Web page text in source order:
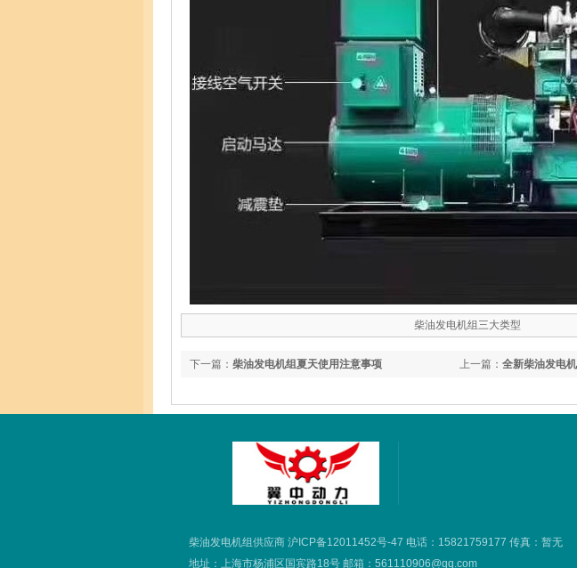
柴油发电机组三大类型
上一篇： 全新柴油发电
下一篇： 柴油发电机组夏天使用注意事项
柴油发电机组供应商 沪ICP备12011452号-47 电话：15821759177 传真：暂无
地址：上海市杨浦区国宾路18号 邮箱：561110906@qq.com